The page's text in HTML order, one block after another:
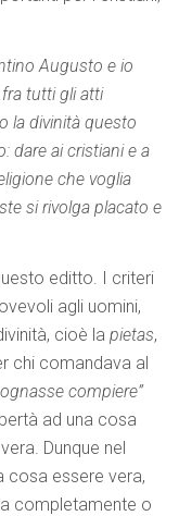
Augusto e io
tutti gli atti
la divinità questo
dare ai cristiani e a
che voglia
si rivolga placato e
editto. I criteri
agli uomini,
cioè la pietas,
chi comandava al
compiere”
ad una cosa
Dunque nel
cosa essere vera,
completamente o